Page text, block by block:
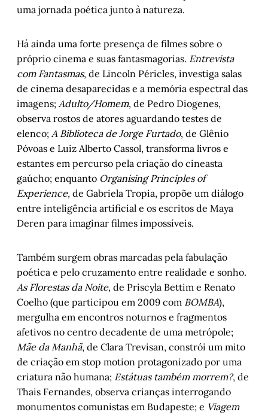
uma jornada poética junto à natureza.
Há ainda uma forte presença de filmes sobre o
próprio cinema e suas fantasmagorias. Entrevista
com Fantasmas, de Lincoln Péricles, investiga salas
de cinema desaparecidas e a memória espectral das
imagens; Adulto/Homem, de Pedro Diogenes,
observa rostos de atores aguardando testes de
elenco; A Biblioteca de Jorge Furtado, de Glênio
Póvoas e Luiz Alberto Cassol, transforma livros e
estantes em percurso pela criação do cineasta
gaúcho; enquanto Organising Principles of
Experience, de Gabriela Tropia, propõe um diálogo
entre inteligência artificial e os escritos de Maya
Deren para imaginar filmes impossíveis.
Também surgem obras marcadas pela fabulação
poética e pelo cruzamento entre realidade e sonho.
As Florestas da Noite, de Priscyla Bettim e Renato
Coelho (que participou em 2009 com BOMBA),
mergulha em encontros noturnos e fragmentos
afetivos no centro decadente de uma metrópole;
Mãe da Manhã, de Clara Trevisan, constrói um mito
de criação em stop motion protagonizado por uma
criatura não humana; Estátuas também morrem?, de
Thais Fernandes, observa crianças interrogando
monumentos comunistas em Budapeste; e Viagem